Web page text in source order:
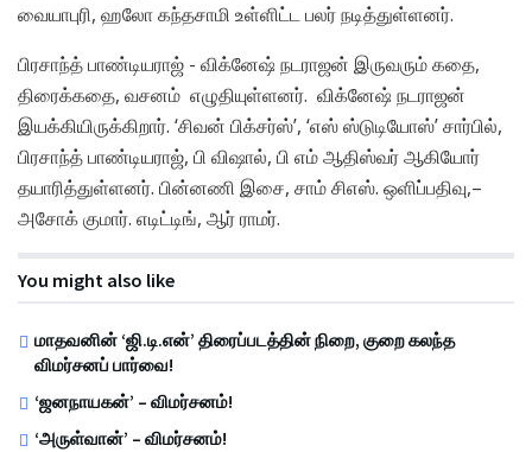
வையாபுரி, ஹலோ கந்தசாமி உள்ளிட்ட பலர் நடித்துள்ளனர்.
பிரசாந்த் பாண்டியராஜ் ​- விக்னேஷ் நடராஜன் இருவரும் கதை,
திரைக்கதை, வசனம் எழுதியுள்ளனர். விக்னேஷ் நடராஜன்
இயக்கியிருக்கிறார். ‘சிவன் பிக்சர்ஸ்’, ‘எஸ் ஸ்டுடியோஸ்’ சார்பில்,
பிரசாந்த் பாண்டியராஜ், பி விஷால், பி எம் ஆதிஸ்வர் ஆகியோர்
தயாரித்துள்ளனர். பின்னணி இசை, சாம் சிஎஸ். ஒளிப்பதிவு,–
அசோக் குமார். எடிட்டிங், ஆர் ராமர்.
You might also like
மாதவனின் ‘ஜி.டி.என்’ திரைப்படத்தின் நிறை, குறை கலந்த
விமர்சனப் பார்வை!
‘ஜனநாயகன்’ – விமர்சனம்!
‘அருள்வான்’ – விமர்சனம்!